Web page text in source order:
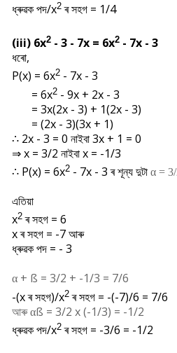
ধ্ৰুৱক পদ/x2 ৰ সহগ = 1/4
(iii) 6x2 - 3 - 7x = 6x2 - 7x - 3
ধৰো,
P(x) = 6x2 - 7x - 3
= 6x2 - 9x + 2x - 3
= 3x(2x - 3) + 1(2x - 3)
= (2x - 3)(3x + 1)
∴ 2x - 3 = 0 নাইবা 3x + 1 = 0
⇒ x = 3/2 নাইবা x = -1/3
∴ P(x) = 6x2 - 7x - 3 ৰ শূন্য দুটা α =
এতিয়া
x2 ৰ সহগ = 6
x ৰ সহগ = -7 আৰু
ধ্ৰুৱক পদ = - 3
α + ß = 3/2 + -1/3 = 7/6
-(x ৰ সহগ)/x2 ৰ সহগ = -(-7)/6 = 7/6
আৰুαß = 3/2 x (-1/3) = -1/2
ধ্ৰুৱক পদ/x2 ৰ সহগ = -3/6 = -1/2